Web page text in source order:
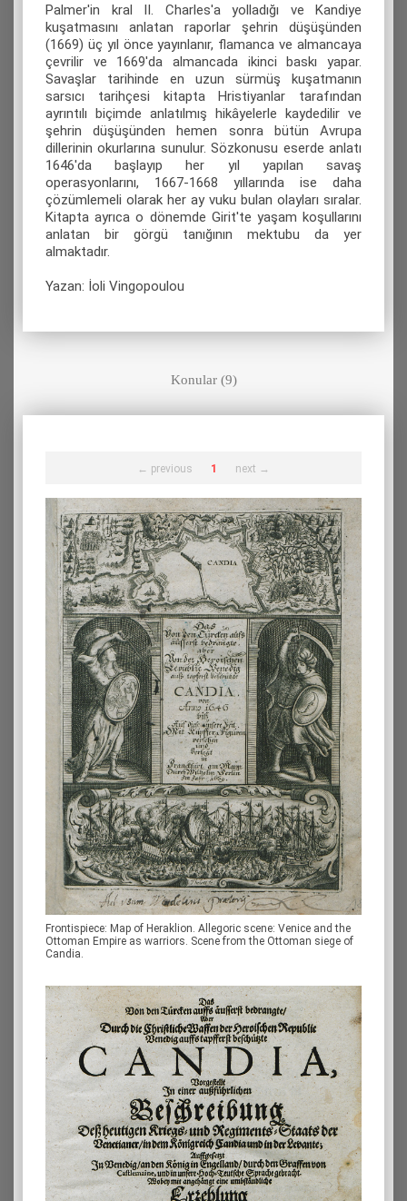
Palmer'in kral II. Charles'a yolladığı ve Kandiye
kuşatmasını anlatan raporlar şehrin düşüşünden
(1669) üç yıl önce yayınlanır, flamanca ve almancaya
çevrilir ve 1669'da almancada ikinci baskı yapar.
Savaşlar tarihinde en uzun sürmüş kuşatmanın
sarsıcı tarihçesi kitapta Hristiyanlar tarafından
ayrıntılı biçimde anlatılmış hikâyelerle kaydedilir ve
şehrin düşüşünden hemen sonra bütün Avrupa
dillerinin okurlarına sunulur. Sözkonusu eserde anlatı
1646'da başlayıp her yıl yapılan savaş
operasyonlarını, 1667-1668 yıllarında ise daha
çözümlemeli olarak her ay vuku bulan olayları sıralar.
Kitapta ayrıca o dönemde Girit'te yaşam koşullarını
anlatan bir görgü tanığının mektubu da yer
almaktadır.
Yazan: İoli Vingopoulou
Konular (9)
← previous 1 next →
Frontispiece: Map of Heraklion. Allegoric scene: Venice and the
Ottoman Empire as warriors. Scene from the Ottoman siege of
Candia.